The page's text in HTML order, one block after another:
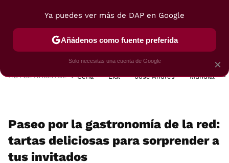
POSTRES VIAJES SELECCIÓN VEGUI
HOY SE HABLA DE Cena Lidl José Andrés Mundial
Paseo por la gastronomía de la red:
tartas deliciosas para sorprender a
tus invitados
×
Ya puedes ver más de DAP en Google
Añádenos como fuente preferida
Solo necesitas una cuenta de Google